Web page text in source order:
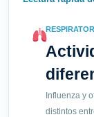
Influenza y
distintos